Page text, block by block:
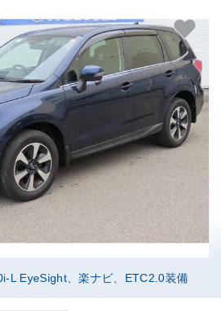
L EyeSight、楽ナビ、ETC2.0装備